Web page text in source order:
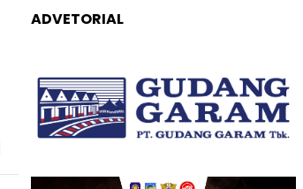
ADVETORIAL